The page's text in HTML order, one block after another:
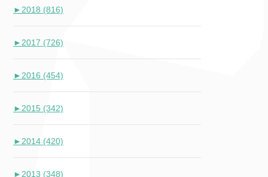
► 2018 (816)
► 2017 (726)
► 2016 (454)
► 2015 (342)
► 2014 (420)
► 2013 (348)